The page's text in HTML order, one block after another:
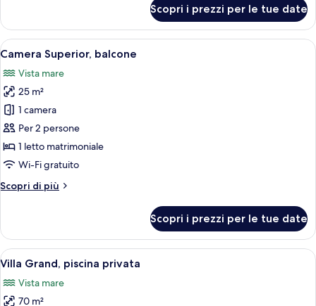
familiare
Scopri i prezzi per le tue date
Apri
tutte
le
foto
per
Camera
Superior,
balcone
Un balcone con vista libera
19
Camera Superior, balcone
Vista mare
25 m²
1 camera
Per 2 persone
1 letto matrimoniale
Wi-Fi gratuito
Scopri di più
Altri
Superior,
balcone
Scopri i prezzi per le tue date
Apri
tutte
le
Un edificio moderno e bianco con
27
Villa Grand, piscina privata
Vista mare
70 m²